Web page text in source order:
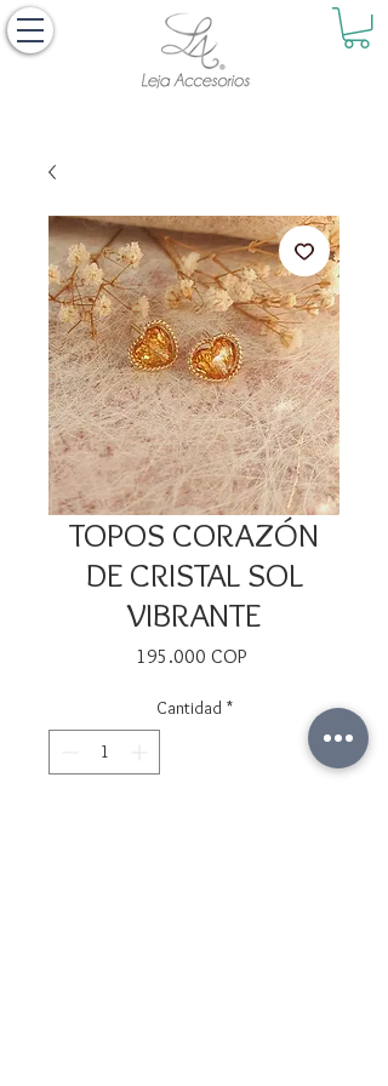
TOPOS CORAZÓN
DE CRISTAL SOL
VIBRANTE
195.000 COPPrecio
Cantidad *